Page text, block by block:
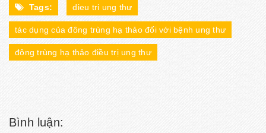
Tags: dieu tri ung thư
tác dụng của đông trùng hạ thảo đối với bệnh ung thư
đông trùng hạ thảo điều trị ung thư
Bình luận: